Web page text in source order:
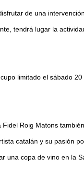
de una
tendrá lugar la
limitado el sábado
Roig Matons
catalán y su pasión
una copa de vino en la